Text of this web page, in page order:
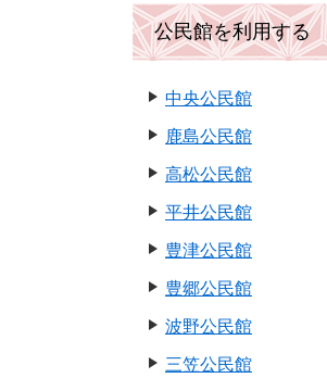
公民館を利用する
中央公民館
鹿島公民館
高松公民館
平井公民館
豊津公民館
豊郷公民館
波野公民館
三笠公民館